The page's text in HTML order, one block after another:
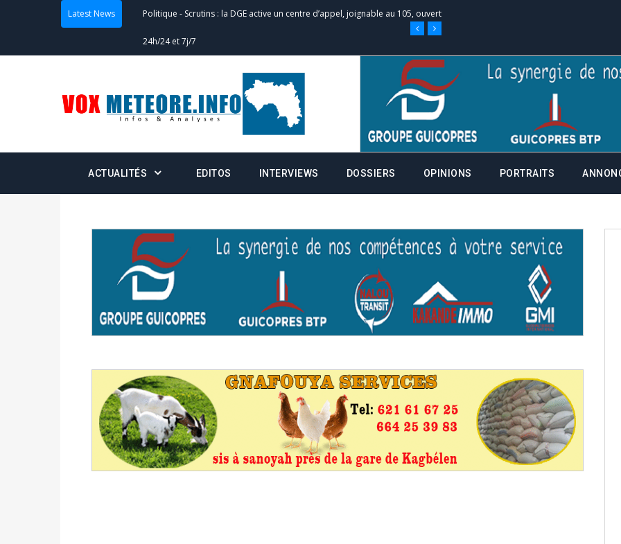
Latest News Politique - Scrutins : la DGE active un centre d’appel, joignable au 105, ouvert
24h/24 et 7j/7
Double scrutin du 31 mai : fin des campagnes ce jeudi 28 mai à
minuit
Actualités - Communiqué relatif à la délivrance de la fiche de procuration
Politique-Convocation des membres des Commissions Administratives de
Centralisation des Votes (CACV) à une prestation de serment et à une
Politique Candidats : désignez vos représentants aux CACV (centralisation
des votes) avant le 16 mai à 16h
Politique Double scrutin du 31 mai : retrait des cartes d’électeurs possible
du 16 au 31 mai 2026
avant le 16 mai 2026 à 16h
Politique-Proclamation des résultats globaux provisoires et des
statistiques des législatives et communales : ce 4 juin à 18h
Politique-Suite de la publication des résultats partiels des élections de mai
ACTUALITÉS EDITOS INTERVIEWS DOSSIERS OPINIONS PORTRAITS